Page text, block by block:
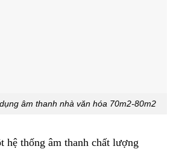
âm thanh nhà văn hóa 70m2-80m2
hệ thống âm thanh chất lượng